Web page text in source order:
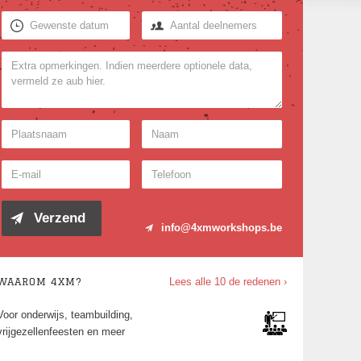
info@4xmworkshops.be
Lees alle 10 de redenen ›
4XM?
Voor jong en oud én elk niveau, van 10 tot
1000 deelnemers